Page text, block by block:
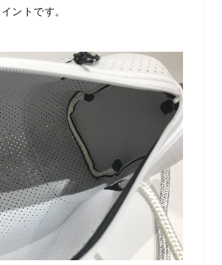
ントです。